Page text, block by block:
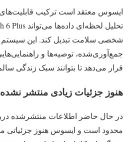
ایسوس معتقد است ترکیب
شخصی سلامت تبدیل کند. این سیستم
جمع‌آوری‌شده، توصیه‌ها و
قرار می‌دهد تا بتوانند سبک زندگی
هنوز جزئیات زیادی منتشر
محدود است و ایسوس هنوز جزئیاتی